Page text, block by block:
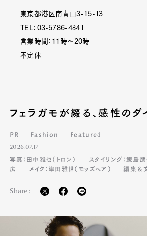
東京都港区南青山3-15-13
TEL：03-5786-4841
営業時間：11時～20時
不定休
フェラガモが綴る、感性のダ
PR Fashion Featured
2026.07.17
写真：田中雅也（トロン）
スタイリング：飯島
広
メイク：津田雅世（モッズヘア） 編集＆
Share: